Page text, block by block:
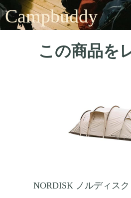
Campbuddy
この商品を
NORDISK ノルディス